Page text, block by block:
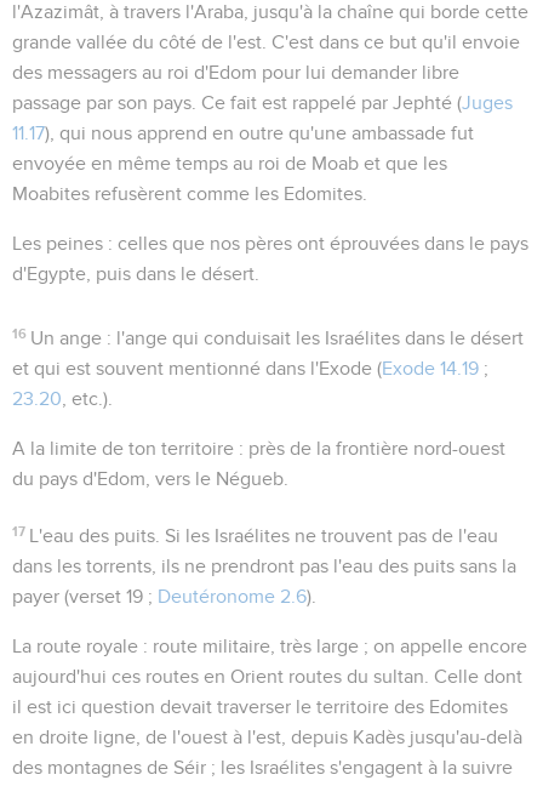
l'Azazimât, à travers l'Araba, jusqu'à la chaîne qui borde cette
grande vallée du côté de l'est. C'est dans ce but qu'il envoie
des messagers au roi d'Edom pour lui demander libre
passage par son pays. Ce fait est rappelé par Jephté (Juges
11.17), qui nous apprend en outre qu'une ambassade fut
envoyée en même temps au roi de Moab et que les
Moabites refusèrent comme les Edomites.
Les peines : celles que nos pères ont éprouvées dans le pays
d'Egypte, puis dans le désert.
16 Un ange : l'ange qui conduisait les Israélites dans le désert
et qui est souvent mentionné dans l'Exode (Exode 14.19 ;
23.20 , etc.).
A la limite de ton territoire : près de la frontière nord-ouest
du pays d'Edom, vers le Négueb.
17 L'eau des puits . Si les Israélites ne trouvent pas de l'eau
dans les torrents, ils ne prendront pas l'eau des puits sans la
payer (verset 19 ; Deutéronome 2.6).
La route royale : route militaire, très large ; on appelle encore
aujourd'hui ces routes en Orient routes du sultan . Celle dont
il est ici question devait traverser le territoire des Edomites
en droite ligne, de l'ouest à l'est, depuis Kadès jusqu'au-delà
des montagnes de Séir ; les Israélites s'engagent à la suivre